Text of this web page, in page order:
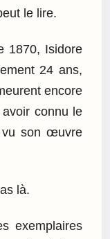
le lire.
1870, Isidore
24 ans,
encore
connu le
vu son œuvre
là.
exemplaires